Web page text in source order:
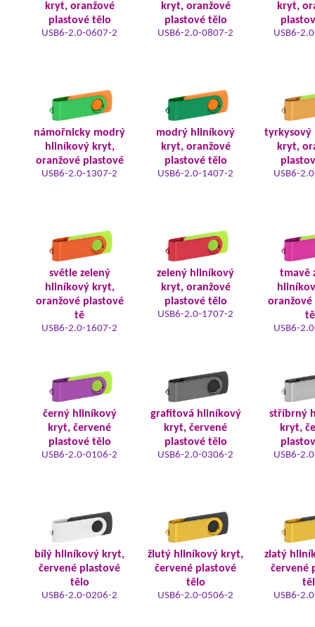
kryt, oranžové
plastové tělo
USB6-2.0-0607-2
kryt, oranžové
plastové tělo
USB6-2.0-0807-2
kryt,
USB6-
námořnicky modrý
hliníkový kryt,
oranžové plastové
USB6-2.0-1307-2
modrý hliníkový
kryt, oranžové
plastové tělo
USB6-2.0-1407-2
tyrkysový
kryt,
USB6-
světle zelený
hliníkový kryt,
oranžové plastové
tě
USB6-2.0-1607-2
zelený hliníkový
kryt, oranžové
plastové tělo
USB6-2.0-1707-2
tmavě
oranžové
USB6-
černý hliníkový
kryt, červené
plastové tělo
USB6-2.0-0106-2
grafitová hliníkový
kryt, červené
plastové tělo
USB6-2.0-0306-2
stříbrný
kryt,
USB6-
bílý hliníkový kryt,
červené plastové
tělo
USB6-2.0-0206-2
žlutý hliníkový kryt,
červené plastové
tělo
USB6-2.0-0506-2
zlatý
červené
USB6-